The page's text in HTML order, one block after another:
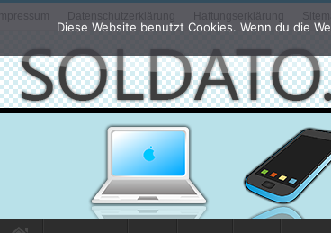
Impressum Datenschutzerklärung Haftungserklärung
Diese Website benutzt Cookies. Wenn du die